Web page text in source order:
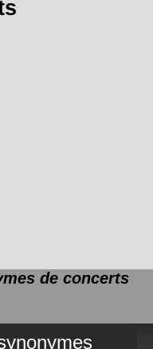
de concerts